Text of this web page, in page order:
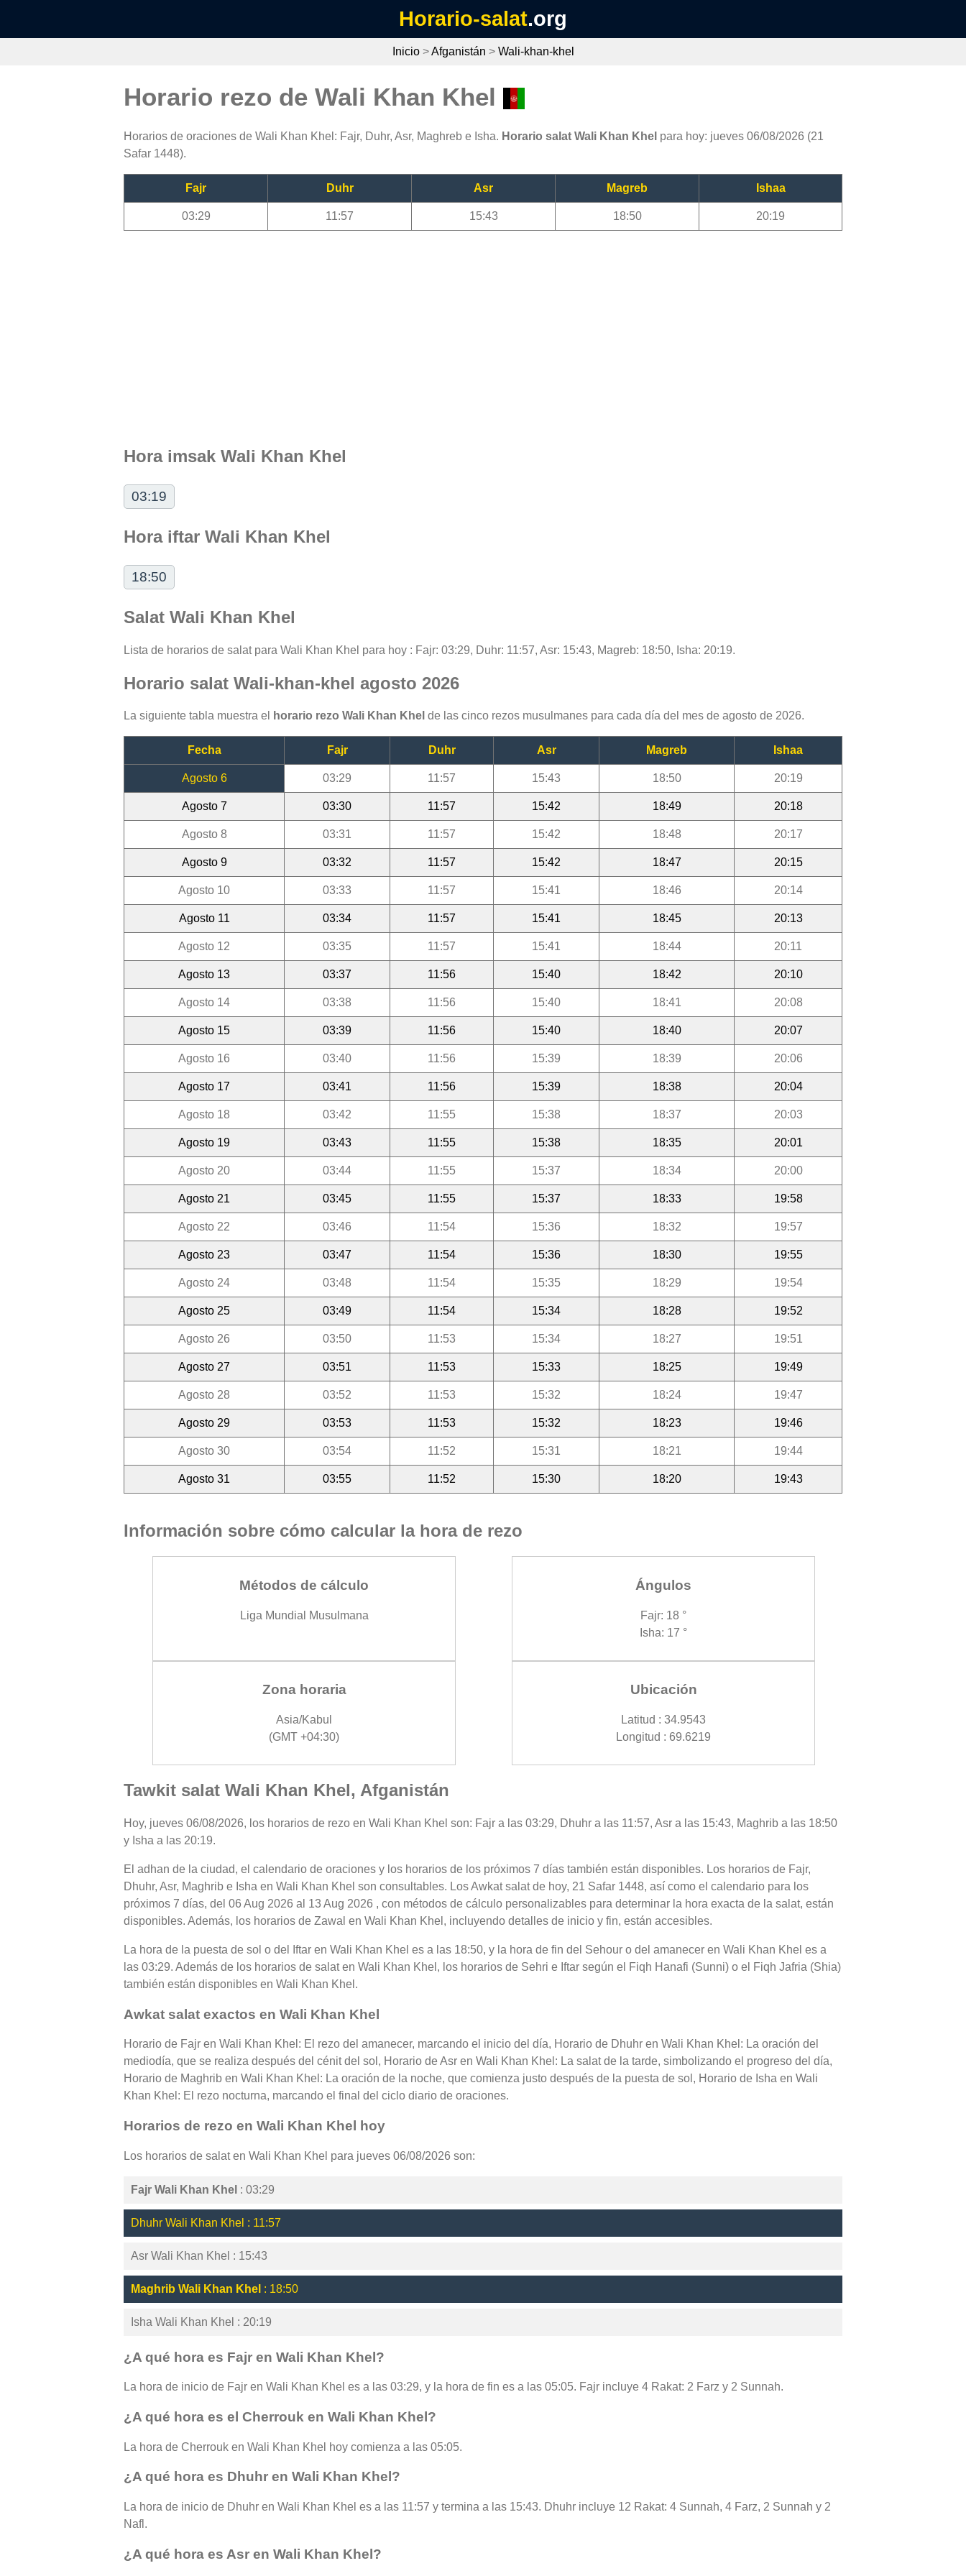
Horario-salat.org
Inicio>Afganistán > Wali-khan-khel
Horario rezo de Wali Khan Khel
Horarios de oraciones de Wali Khan Khel: Fajr, Duhr, Asr, Maghreb e Isha. Horario salat Wali Khan Khel para hoy: jueves 06/08/2026 (21
Safar 1448).
Fajr Duhr Asr Magreb Ishaa
03:29 11:57 15:43 18:50 20:19
Hora imsak Wali Khan Khel
03:19
Hora iftar Wali Khan Khel
18:50
Salat Wali Khan Khel
Lista de horarios de salat para Wali Khan Khel para hoy : Fajr: 03:29, Duhr: 11:57, Asr: 15:43, Magreb: 18:50, Isha: 20:19.
Horario salat Wali-khan-khel agosto 2026
La siguiente tabla muestra el horario rezo Wali Khan Khel de las cinco rezos musulmanes para cada día del mes de agosto de 2026.
Fecha Fajr Duhr Asr Magreb Ishaa
Agosto 6 03:29 11:57 15:43 18:50 20:19
Agosto 7 03:30 11:57 15:42 18:49 20:18
Agosto 8 03:31 11:57 15:42 18:48 20:17
Agosto 9 03:32 11:57 15:42 18:47 20:15
Agosto 10 03:33 11:57 15:41 18:46 20:14
Agosto 11 03:34 11:57 15:41 18:45 20:13
Agosto 12 03:35 11:57 15:41 18:44 20:11
Agosto 13 03:37 11:56 15:40 18:42 20:10
Agosto 14 03:38 11:56 15:40 18:41 20:08
Agosto 15 03:39 11:56 15:40 18:40 20:07
Agosto 16 03:40 11:56 15:39 18:39 20:06
Agosto 17 03:41 11:56 15:39 18:38 20:04
Agosto 18 03:42 11:55 15:38 18:37 20:03
Agosto 19 03:43 11:55 15:38 18:35 20:01
Agosto 20 03:44 11:55 15:37 18:34 20:00
Agosto 21 03:45 11:55 15:37 18:33 19:58
Agosto 22 03:46 11:54 15:36 18:32 19:57
Agosto 23 03:47 11:54 15:36 18:30 19:55
Agosto 24 03:48 11:54 15:35 18:29 19:54
Agosto 25 03:49 11:54 15:34 18:28 19:52
Agosto 26 03:50 11:53 15:34 18:27 19:51
Agosto 27 03:51 11:53 15:33 18:25 19:49
Agosto 28 03:52 11:53 15:32 18:24 19:47
Agosto 29 03:53 11:53 15:32 18:23 19:46
Agosto 30 03:54 11:52 15:31 18:21 19:44
Agosto 31 03:55 11:52 15:30 18:20 19:43
Información sobre cómo calcular la hora de rezo
Métodos de cálculo
Liga Mundial Musulmana
Ángulos
Fajr: 18 °
Isha: 17 °
Zona horaria
Asia/Kabul
(GMT +04:30)
Ubicación
Latitud : 34.9543
Longitud : 69.6219
Tawkit salat Wali Khan Khel, Afganistán
Hoy, jueves 06/08/2026, los horarios de rezo en Wali Khan Khel son: Fajr a las 03:29, Dhuhr a las 11:57, Asr a las 15:43, Maghrib a las 18:50
y Isha a las 20:19.
El adhan de la ciudad, el calendario de oraciones y los horarios de los próximos 7 días también están disponibles. Los horarios de Fajr,
Dhuhr, Asr, Maghrib e Isha en Wali Khan Khel son consultables. Los Awkat salat de hoy, 21 Safar 1448, así como el calendario para los
próximos 7 días, del 06 Aug 2026 al 13 Aug 2026 , con métodos de cálculo personalizables para determinar la hora exacta de la salat, están
disponibles. Además, los horarios de Zawal en Wali Khan Khel, incluyendo detalles de inicio y fin, están accesibles.
La hora de la puesta de sol o del Iftar en Wali Khan Khel es a las 18:50, y la hora de fin del Sehour o del amanecer en Wali Khan Khel es a
las 03:29. Además de los horarios de salat en Wali Khan Khel, los horarios de Sehri e Iftar según el Fiqh Hanafi (Sunni) o el Fiqh Jafria (Shia)
también están disponibles en Wali Khan Khel.
Awkat salat exactos en Wali Khan Khel
Horario de Fajr en Wali Khan Khel: El rezo del amanecer, marcando el inicio del día, Horario de Dhuhr en Wali Khan Khel: La oración del
mediodía, que se realiza después del cénit del sol, Horario de Asr en Wali Khan Khel: La salat de la tarde, simbolizando el progreso del día,
Horario de Maghrib en Wali Khan Khel: La oración de la noche, que comienza justo después de la puesta de sol, Horario de Isha en Wali
Khan Khel: El rezo nocturna, marcando el final del ciclo diario de oraciones.
Horarios de rezo en Wali Khan Khel hoy
Los horarios de salat en Wali Khan Khel para jueves 06/08/2026 son:
Fajr Wali Khan Khel : 03:29
Dhuhr Wali Khan Khel : 11:57
Asr Wali Khan Khel : 15:43
Maghrib Wali Khan Khel : 18:50
Isha Wali Khan Khel : 20:19
¿A qué hora es Fajr en Wali Khan Khel?
La hora de inicio de Fajr en Wali Khan Khel es a las 03:29, y la hora de fin es a las 05:05. Fajr incluye 4 Rakat: 2 Farz y 2 Sunnah.
¿A qué hora es el Cherrouk en Wali Khan Khel?
La hora de Cherrouk en Wali Khan Khel hoy comienza a las 05:05.
¿A qué hora es Dhuhr en Wali Khan Khel?
La hora de inicio de Dhuhr en Wali Khan Khel es a las 11:57 y termina a las 15:43. Dhuhr incluye 12 Rakat: 4 Sunnah, 4 Farz, 2 Sunnah y 2
Nafl.
¿A qué hora es Asr en Wali Khan Khel?